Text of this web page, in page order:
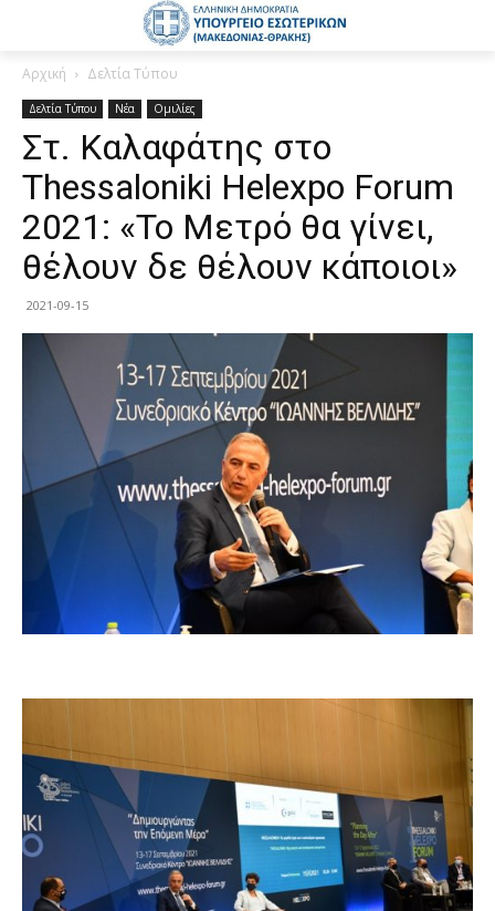
Αρχική Δελτία Τύπου
Δελτία Τύπου Νέα Ομιλίες
Στ. Καλαφάτης στο
Thessaloniki Helexpo Forum
2021: «Το Μετρό θα γίνει,
θέλουν δε θέλουν κάποιοι»
2021-09-15